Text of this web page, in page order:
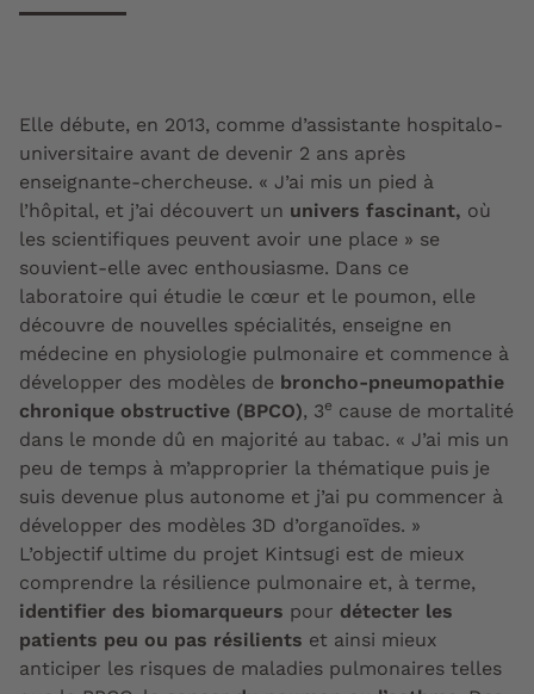
Elle débute, en 2013, comme d’assistante hospitalo-
universitaire avant de devenir 2 ans après
enseignante-chercheuse. « J’ai mis un pied à
l’hôpital, et j’ai découvert un univers fascinant, où
les scientifiques peuvent avoir une place » se
souvient-elle avec enthousiasme. Dans ce
laboratoire qui étudie le cœur et le poumon, elle
découvre de nouvelles spécialités, enseigne en
médecine en physiologie pulmonaire et commence à
développer des modèles de broncho-pneumopathie
chronique obstructive (BPCO), 3e cause de mortalité
dans le monde dû en majorité au tabac. « J’ai mis un
peu de temps à m’approprier la thématique puis je
suis devenue plus autonome et j’ai pu commencer à
développer des modèles 3D d’organoïdes. »
L’objectif ultime du projet Kintsugi est de mieux
comprendre la résilience pulmonaire et, à terme,
identifier des biomarqueurs pour détecter les
patients peu ou pas résilients et ainsi mieux
anticiper les risques de maladies pulmonaires telles